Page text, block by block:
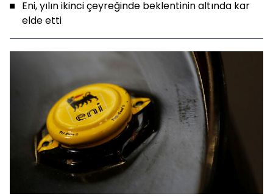
Eni, yılın ikinci çeyreğinde beklentinin altında kar
elde etti